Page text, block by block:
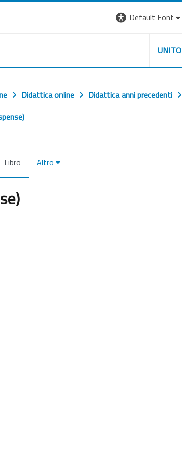
Default Font
UNITO
Didattica online Didattica anni precedenti
Libro Altro